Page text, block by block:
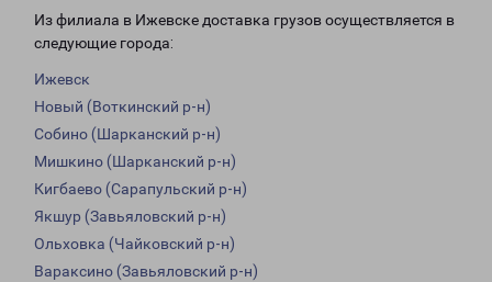
Из филиала в Ижевске доставка грузов осуществляется в
следующие города:
Ижевск
Новый (Воткинский р-н)
Собино (Шарканский р-н)
Мишкино (Шарканский р-н)
Кигбаево (Сарапульский р-н)
Якшур (Завьяловский р-н)
Ольховка (Чайковский р-н)
Вараксино (Завьяловский р-н)